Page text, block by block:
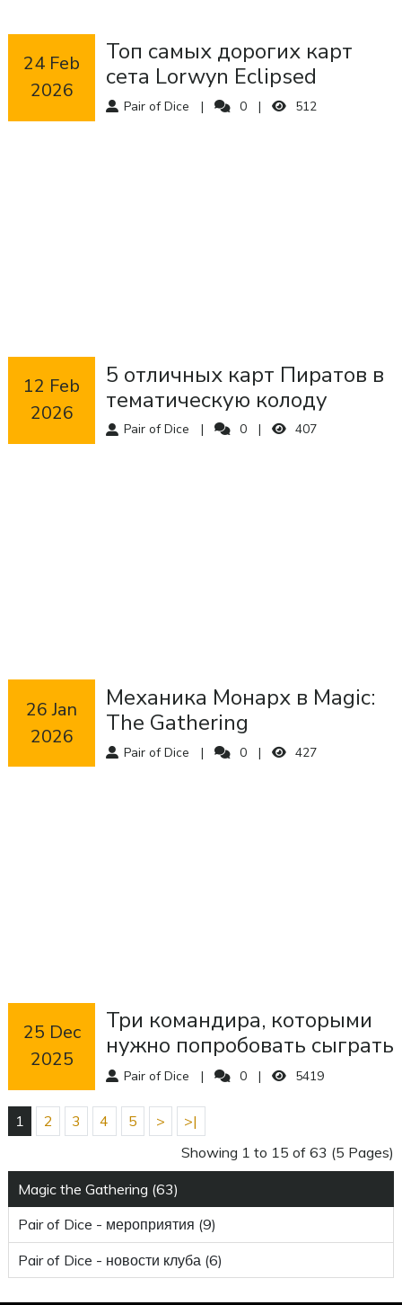
Pair of Dice 0 512
2026
Топ самых дорогих карт
сета Lorwyn Eclipsed
Pair of Dice 0 407
2026
5 отличных карт Пиратов в
тематическую колоду
Pair of Dice 0 427
2026
Механика Монарх в Magic:
The Gathering
Pair of Dice 0 5419
2025
Три командира, которыми
нужно попробовать сыграть
в 2026 году!
1 2 3 4 5 >
>|
Showing 1 to 15 of 63 (5 Pages)
Magic the Gathering (63)
Pair of Dice - мероприятия (9)
Pair of Dice - новости клуба (6)